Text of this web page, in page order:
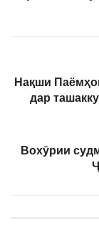
Нақши
дар
Вохӯрии